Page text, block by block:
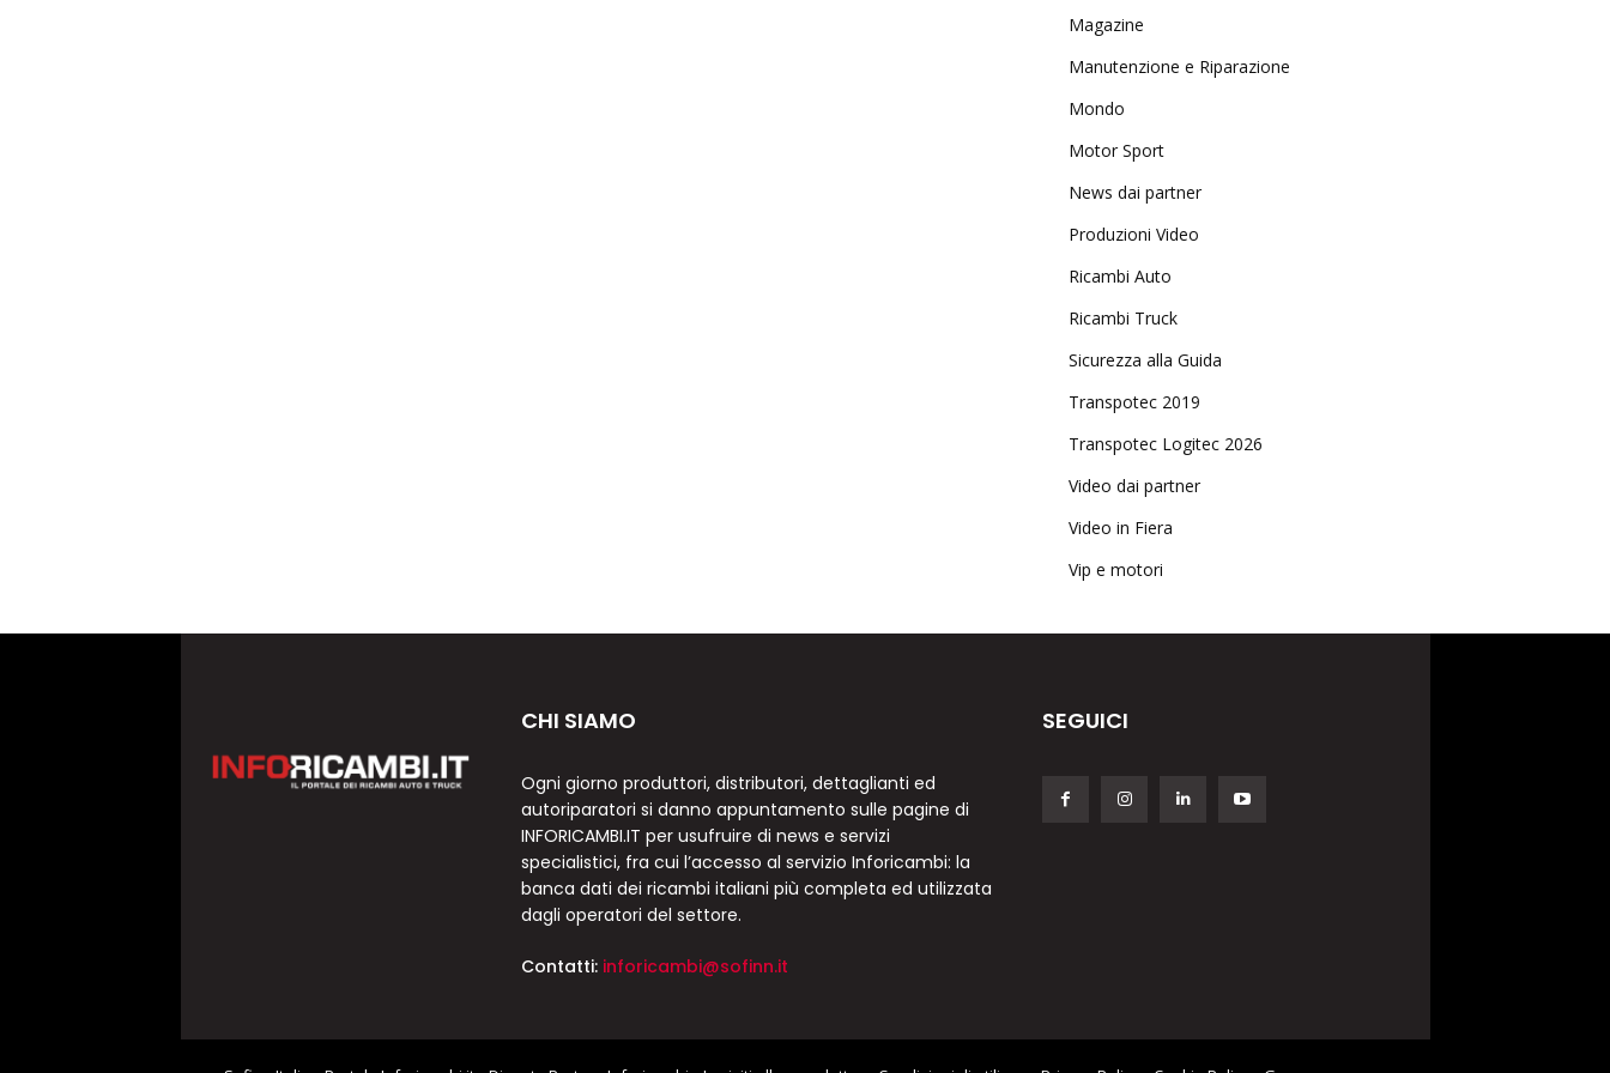
Magazine
Manutenzione e Riparazione
Mondo
Motor Sport
News dai partner
Produzioni Video
Ricambi Auto
Ricambi Truck
Sicurezza alla Guida
Transpotec 2019
Transpotec Logitec 2026
Video dai partner
Video in Fiera
Vip e motori
CHI SIAMO
Ogni giorno produttori, distributori, dettaglianti ed
autoriparatori si danno appuntamento sulle pagine di
INFORICAMBI.IT per usufruire di news e servizi
specialistici, fra cui l’accesso al servizio Inforicambi: la
banca dati dei ricambi italiani più completa ed utilizzata
dagli operatori del settore.
Contatti: inforicambi@sofinn.it
SEGUICI